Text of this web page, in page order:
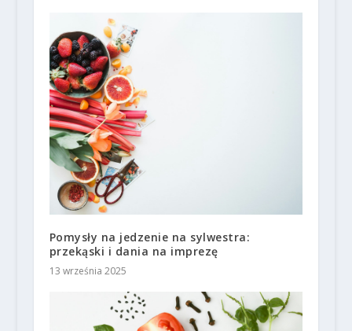
Pomysły na jedzenie na sylwestra:
przekąski i dania na imprezę
13 września 2025